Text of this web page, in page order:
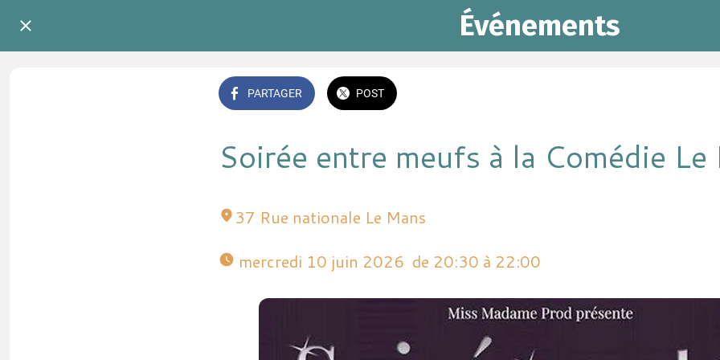
Événements
PARTAGER POST
Soirée entre meufs à la Comédie Le
37 Rue nationale Le Mans
mercredi 10 juin 2026  de 20:30 à 22:00